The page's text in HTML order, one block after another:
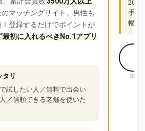
マッチングサイト。男性も
登録するだけでポイントが
最初に入れるべきNo.1アプリ
タリ
試したい人／無料で出会い
／信頼できる老舗を使いた
20代
手を
幅を
※併